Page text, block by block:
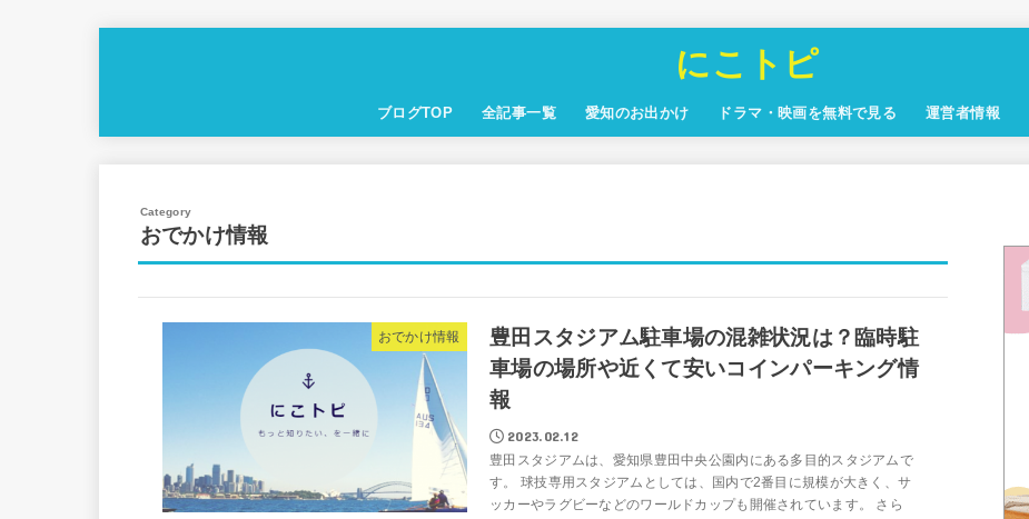
にこトピ
ブログTOP 全記事一覧 愛知のお出かけ ドラマ・映画を無料で見る 運営者情報
おでかけ情報
おでかけ情報
豊田スタジアム駐車場の混雑状況は？臨時駐
車場の場所や近くて安いコインパーキング情
報
2023.02.12
豊田スタジアムは、愛知県豊田中央公園内にある多目的スタジアムで
す。 球技専用スタジアムとしては、国内で2番目に規模が大きく、サ
ッカーやラグビーなどのワールドカップも開催されています。 さら